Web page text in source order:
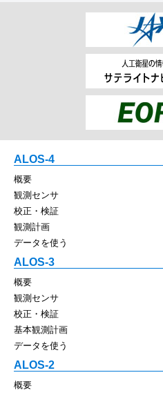
ALOS-4
概要
観測センサ
校正・検証
観測計画
データを使う
ALOS-3
概要
観測センサ
校正・検証
基本観測計画
データを使う
ALOS-2
概要